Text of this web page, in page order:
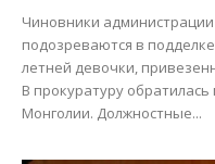
Чиновники
подозреваются в
летней девочки,
В прокуратуру
Монголии. Должностные...